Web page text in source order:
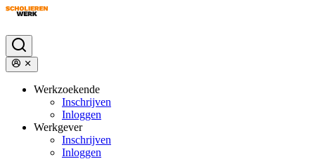
Werkzoekende
Inschrijven
Inloggen
Werkgever
Inschrijven
Inloggen